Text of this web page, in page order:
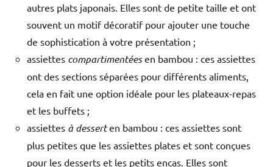
autres plats japonais. Elles sont de petite taille et ont
souvent un motif décoratif pour ajouter une touche
de sophistication à votre présentation ;
assiettes compartimentéesen bambou : ces assiettes
ont des sections séparées pour différents aliments,
cela en fait une option idéale pour les plateaux-repas
et les buffets ;
assiettes à desserten bambou : ces assiettes sont
plus petites que les assiettes plates et sont conçues
pour les desserts et les petits encas. Elles sont